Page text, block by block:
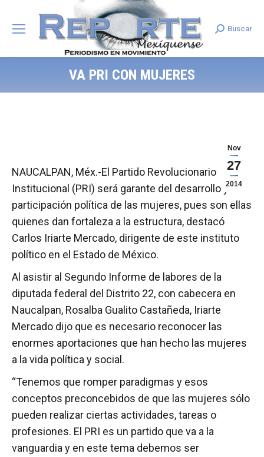
Search:
Buscar
VA PRI CON MUJERES
Nov
27
2014
NAUCALPAN, Méx.-El Partido Revolucionario
Institucional (PRI) será garante del desarrollo y la
participación política de las mujeres, pues son ellas
quienes dan fortaleza a la estructura, destacó
Carlos Iriarte Mercado, dirigente de este instituto
político en el Estado de México.
Al asistir al Segundo Informe de labores de la
diputada federal del Distrito 22, con cabecera en
Naucalpan, Rosalba Gualito Castañeda, Iriarte
Mercado dijo que es necesario reconocer las
enormes aportaciones que han hecho las mujeres
a la vida política y social.
“Tenemos que romper paradigmas y esos
conceptos preconcebidos de que las mujeres sólo
pueden realizar ciertas actividades, tareas o
profesiones. El PRI es un partido que va a la
vanguardia y en este tema debemos ser